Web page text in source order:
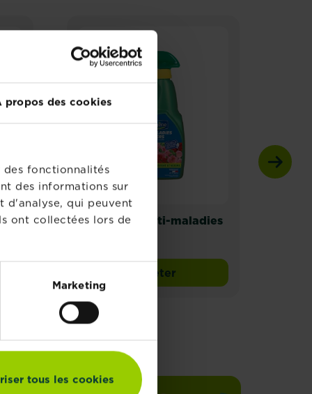
propos des cookies
fonctionnalités
des informations sur
d'analyse, qui peuvent
ont collectées lors de
Marketing
tous les cookies
Fertiligène anti-maladies
AcheterFertiligène anti-maladies